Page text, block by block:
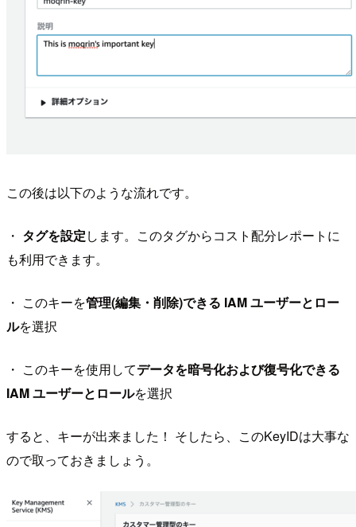
この後は以下のような流れです。
・ タグを設定します。このタグからコスト配分レポートに
も利用できます。
・ このキーを管理(編集・削除)できる IAM ユーザーとロー
ルを選択
・ このキーを使用してデータを暗号化および復号化できる
IAM ユーザーとロールを選択
すると、キーが出来ました！ そしたら、このKeyIDは大事な
ので取っておきましょう。